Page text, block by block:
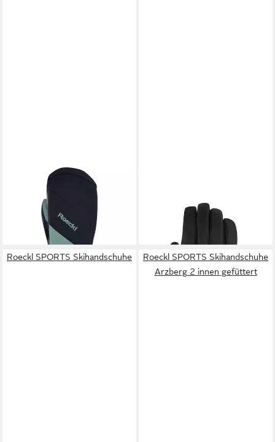
ROECKL SPORTS
Skihandschuhe
55,85 €
in 3-4 Werktagen bei dir
UVP 69,95 €
in 2-3 Werktagen bei dir
Roeckl SPORTS Skihandschuhe
Roeckl SPORTS Skihandschuhe
Arzberg 2 innen gefüttert